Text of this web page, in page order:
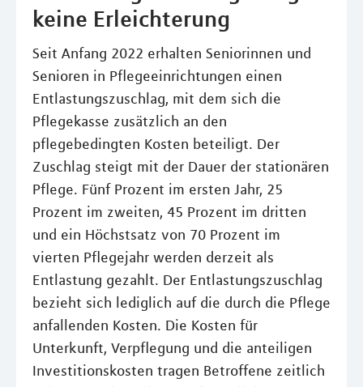
keine Erleichterung
Seit Anfang 2022 erhalten Seniorinnen und
Senioren in Pflegeeinrichtungen einen
Entlastungszuschlag, mit dem sich die
Pflegekasse zusätzlich an den
pflegebedingten Kosten beteiligt. Der
Zuschlag steigt mit der Dauer der stationären
Pflege. Fünf Prozent im ersten Jahr, 25
Prozent im zweiten, 45 Prozent im dritten
und ein Höchstsatz von 70 Prozent im
vierten Pflegejahr werden derzeit als
Entlastung gezahlt. Der Entlastungszuschlag
bezieht sich lediglich auf die durch die Pflege
anfallenden Kosten. Die Kosten für
Unterkunft, Verpflegung und die anteiligen
Investitionskosten tragen Betroffene zeitlich